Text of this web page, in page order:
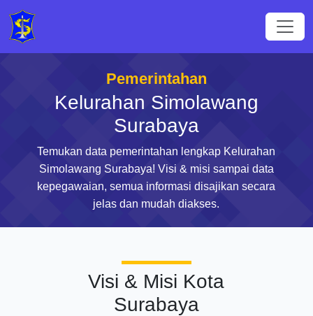
Pemerintahan
Kelurahan Simolawang
Surabaya
Temukan data pemerintahan lengkap Kelurahan
Simolawang Surabaya! Visi & misi sampai data
kepegawaian, semua informasi disajikan secara
jelas dan mudah diakses.
Visi & Misi Kota
Surabaya